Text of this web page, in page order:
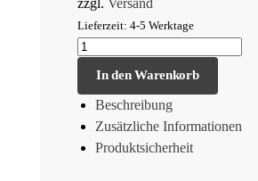
zzgl. Versand
Lieferzeit: 4-5 Werktage
In den Warenkorb
Beschreibung
Zusätzliche Informationen
Produktsicherheit